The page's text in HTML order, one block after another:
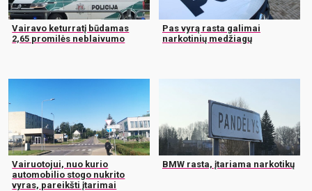
Vairavo keturratį būdamas
2,65 promilės neblaivumo
Pas vyrą rasta galimai
narkotinių medžiagų
Vairuotojui, nuo kurio
automobilio stogo nukrito
vyras, pareikšti įtarimai
BMW rasta, įtariama narkotikų